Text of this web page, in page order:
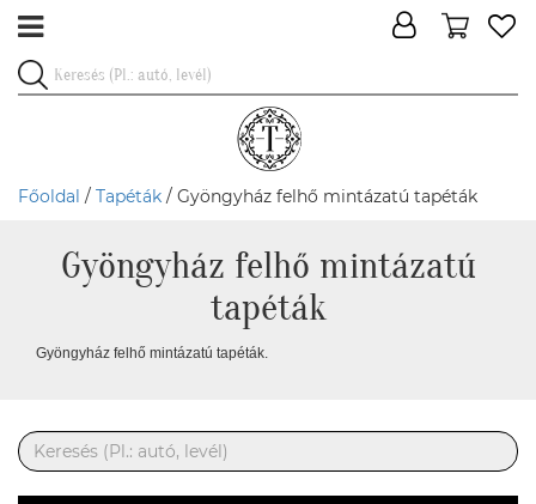
Főoldal / Tapéták / Gyöngyház felhő mintázatú tapéták
Gyöngyház felhő mintázatú
tapéták
Gyöngyház felhő mintázatú tapéták.